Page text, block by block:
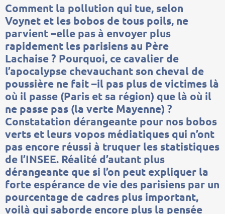
Comment la pollution qui tue, selon
Voynet et les bobos de tous poils, ne
parvient –elle pas à envoyer plus
rapidement les parisiens au Père
Lachaise ? Pourquoi, ce cavalier de
l’apocalypse chevauchant son cheval de
poussière ne fait –il pas plus de victimes là
où il passe (Paris et sa région) que là où il
ne passe pas (la verte Mayenne) ?
Constatation dérangeante pour nos bobos
verts et leurs vopos médiatiques qui n’ont
pas encore réussi à truquer les statistiques
de l’INSEE. Réalité d’autant plus
dérangeante que si l’on peut expliquer la
forte espérance de vie des parisiens par un
pourcentage de cadres plus important,
voilà qui saborde encore plus la pensée